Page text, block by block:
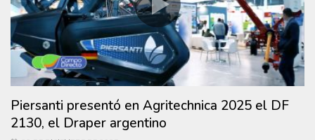
Piersanti presentó en Agritechnica 2025 el DF
2130, el Draper argentino